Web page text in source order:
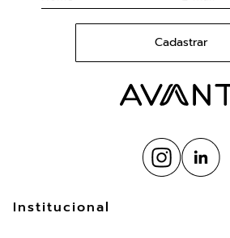
Cadastrar
Institucional